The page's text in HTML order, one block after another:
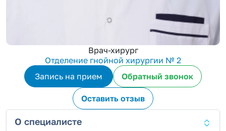
Врач-хирург
Отделение гнойной хирургии № 2
Запись на прием
Обратный звонок
Оставить отзыв
О специалисте